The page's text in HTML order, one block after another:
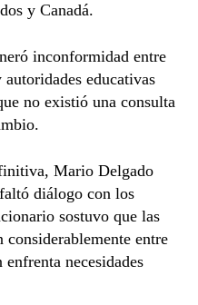
y Canadá.
inconformidad entre
educativas
no existió una consulta
Mario Delgado
diálogo con los
sostuvo que las
entre
necesidades